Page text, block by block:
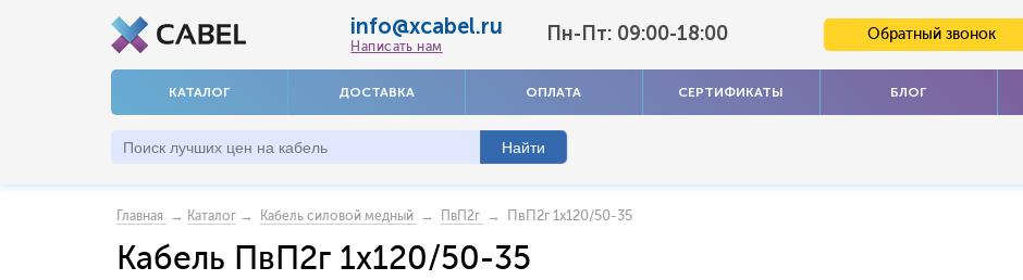
info@xcabel.ru
Написать нам
Пн-Пт: 09:00-18:00 Обратный звонок
КАТАЛОГ ДОСТАВКА ОПЛАТА СЕРТИФИКАТЫ БЛОГ
Главная → Каталог → Кабель силовой медный → ПвП2г → ПвП2г 1x120/50-35
Кабель ПвП2г 1x120/50-35